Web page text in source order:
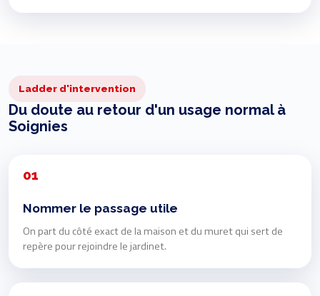
Ladder d'intervention
Du doute au retour d'un usage normal à
Soignies
01
Nommer le passage utile
On part du côté exact de la maison et du muret qui sert de
repère pour rejoindre le jardinet.